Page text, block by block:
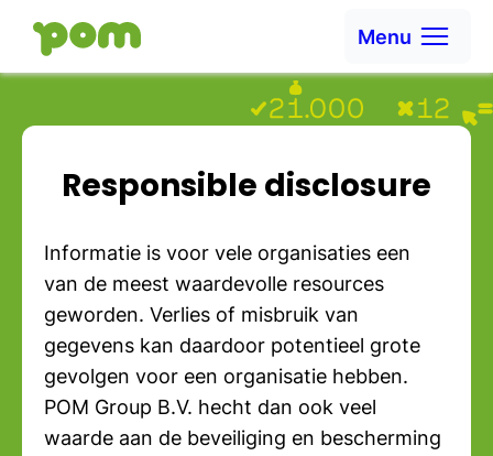
Ga naar Home
Menu
Responsible disclosure
Informatie is voor vele organisaties een
van de meest waardevolle resources
geworden. Verlies of misbruik van
gegevens kan daardoor potentieel grote
gevolgen voor een organisatie hebben.
POM Group B.V. hecht dan ook veel
waarde aan de beveiliging en bescherming